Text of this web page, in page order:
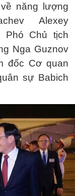
năng lượng
Alexey
Phó Chủ tịch
Nga Guznov
đốc Cơ quan
sự Babich